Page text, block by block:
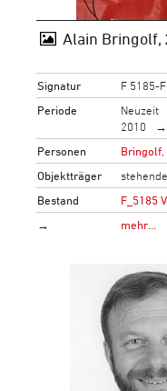
Alain Bringolf,
Signatur
F 5185-
Periode
Neuzeit
2010
Personen
Objektträger
Bestand
F_5185
→
mehr…